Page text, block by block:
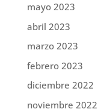
mayo 2023
abril 2023
marzo 2023
febrero 2023
diciembre 2022
noviembre 2022